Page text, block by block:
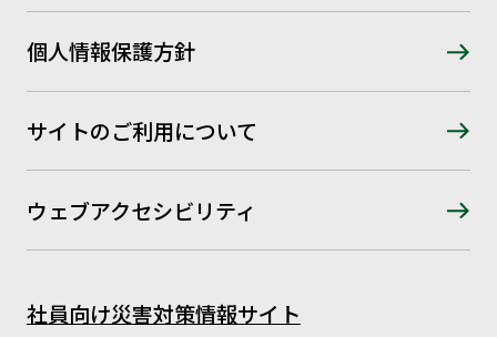
個人情報保護方針
サイトのご利用について
ウェブアクセシビリティ
社員向け災害対策情報サイト